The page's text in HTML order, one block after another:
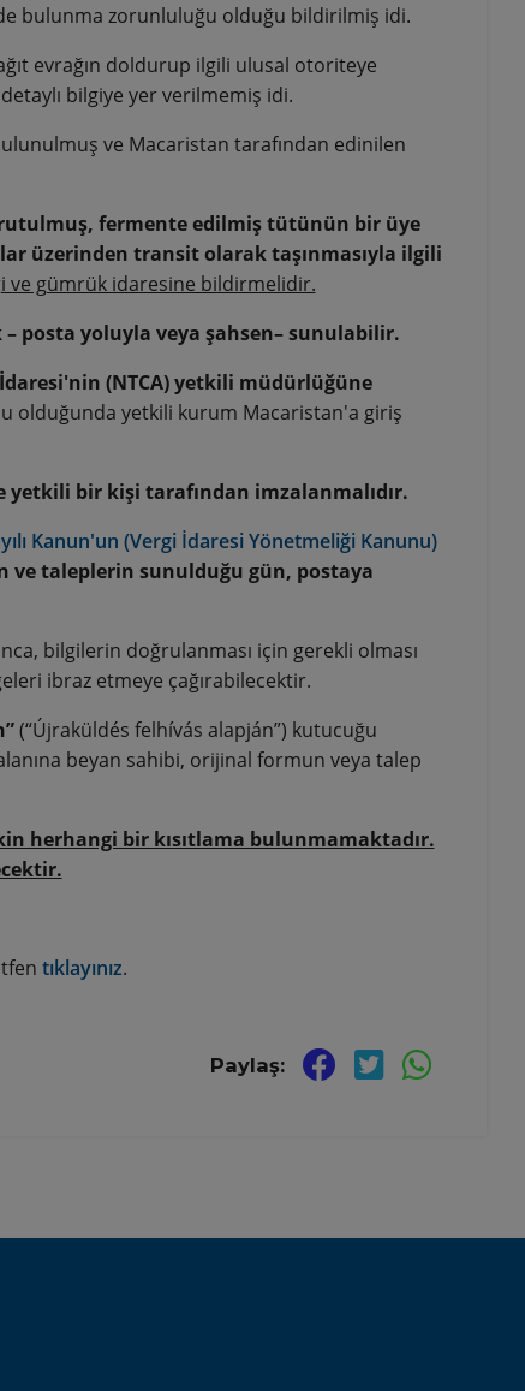
bulunma zorunluluğu olduğu bildirilmiş idi.
evrağın doldurup ilgili ulusal otoriteye
bilgiye yer verilmemiş idi.
ve Macaristan tarafından edinilen
fermente edilmiş tütünün bir üye
üzerinden transit olarak taşınmasıyla ilgili
ve gümrük idaresine bildirmelidir.
posta yoluyla veya şahsen– sunulabilir.
(NTCA) yetkili müdürlüğüne
olduğunda yetkili kurum Macaristan'a giriş
yetkili bir kişi tarafından imzalanmalıdır.
Kanun'un (Vergi İdaresi Yönetmeliği Kanunu)
ve taleplerin sunulduğu gün, postaya
bilgilerin doğrulanması için gerekli olması
ibraz etmeye çağırabilecektir.
(“Újraküldés felhívás alapján”) kutucuğu
beyan sahibi, orijinal formun veya talep
herhangi bir kısıtlama bulunmamaktadır.
tıklayınız.
Paylaş: